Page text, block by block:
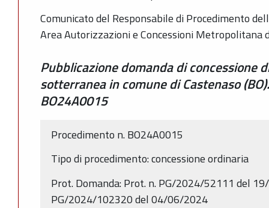
Comunicato del Responsabile di Procedimento
Area Autorizzazioni e Concessioni Metropolitana
Pubblicazione domanda di concessione
sotterranea in comune di Castenaso
BO24A0015
Procedimento n. BO24A0015
Tipo di procedimento: concessione ordinaria
Prot. Domanda: Prot. n. PG/2024/52111 del
PG/2024/102320 del 04/06/2024